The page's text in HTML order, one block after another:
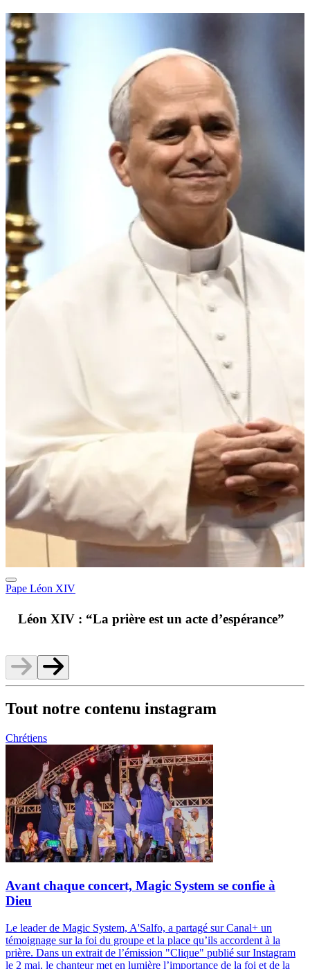
Pape Léon XIV
Léon XIV : “La prière est un acte d’espérance”
Tout notre contenu instagram
Chrétiens
Avant chaque concert, Magic System se confie à
Dieu
Le leader de Magic System, A'Salfo, a partagé sur Canal+ un
témoignage sur la foi du groupe et la place qu’ils accordent à la
prière. Dans un extrait de l’émission "Clique" publié sur Instagram
le 2 mai, le chanteur met en lumière l’importance de la foi et de la